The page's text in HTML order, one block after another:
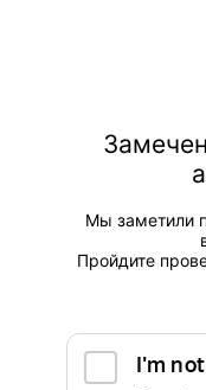
Мы заметили
Пройдите